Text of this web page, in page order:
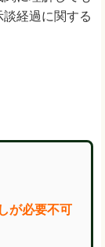
経過に関する
が必要不可